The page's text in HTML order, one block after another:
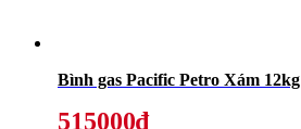
Bình gas Pacific Petro Xám 12kg
515000₫